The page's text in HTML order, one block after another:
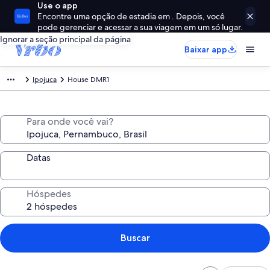
Use o app
Encontre uma opção de estadia em . Depois, você
pode gerenciar e acessar a sua viagem em um só lugar.
Ignorar a seção principal da página
Baixar app
Ipojuca House DMR1
Para onde você vai?
Datas
Hóspedes
Buscar